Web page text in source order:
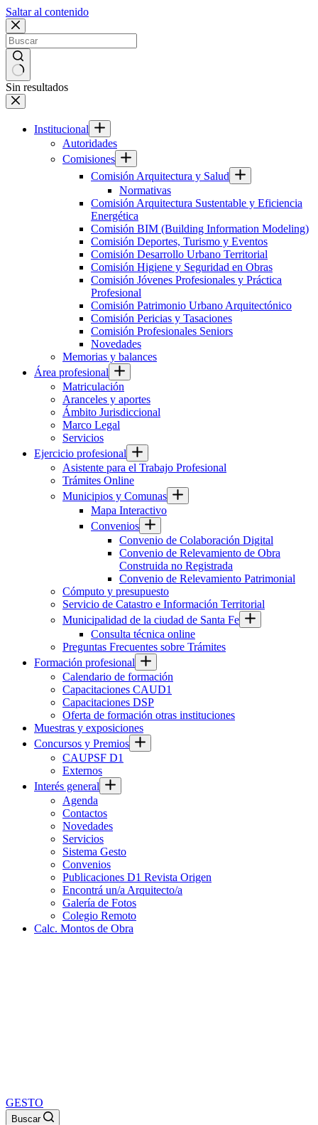
Saltar al contenido
Sin resultados
Institucional
Autoridades
Comisiones
Comisión Arquitectura y Salud
Normativas
Comisión Arquitectura Sustentable y Eficiencia
Energética
Comisión BIM (Building Information Modeling)
Comisión Deportes, Turismo y Eventos
Comisión Desarrollo Urbano Territorial
Comisión Higiene y Seguridad en Obras
Comisión Jóvenes Profesionales y Práctica
Profesional
Comisión Patrimonio Urbano Arquitectónico
Comisión Pericias y Tasaciones
Comisión Profesionales Seniors
Novedades
Memorias y balances
Área profesional
Matriculación
Aranceles y aportes
Ámbito Jurisdiccional
Marco Legal
Servicios
Ejercicio profesional
Asistente para el Trabajo Profesional
Trámites Online
Municipios y Comunas
Mapa Interactivo
Convenios
Convenio de Colaboración Digital
Convenio de Relevamiento de Obra
Construida no Registrada
Convenio de Relevamiento Patrimonial
Cómputo y presupuesto
Servicio de Catastro e Información Territorial
Municipalidad de la ciudad de Santa Fe
Consulta técnica online
Preguntas Frecuentes sobre Trámites
Formación profesional
Calendario de formación
Capacitaciones CAUD1
Capacitaciones DSP
Oferta de formación otras instituciones
Muestras y exposiciones
Concursos y Premios
CAUPSF D1
Externos
Interés general
Agenda
Contactos
Novedades
Servicios
Sistema Gesto
Convenios
Publicaciones D1 Revista Origen
Encontrá un/a Arquitecto/a
Galería de Fotos
Colegio Remoto
Calc. Montos de Obra
GESTO
Buscar